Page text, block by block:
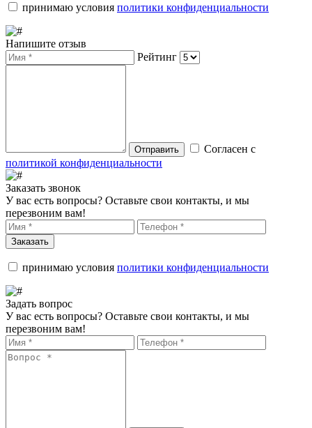
принимаю условия политики конфиденциальности
Напишите отзыв
Рейтинг
Отправить
Согласен с
политикой конфиденциальности
Заказать звонок
У вас есть вопросы? Оставьте свои контакты, и мы
перезвоним вам!
Заказать
принимаю условия политики конфиденциальности
Задать вопрос
У вас есть вопросы? Оставьте свои контакты, и мы
перезвоним вам!